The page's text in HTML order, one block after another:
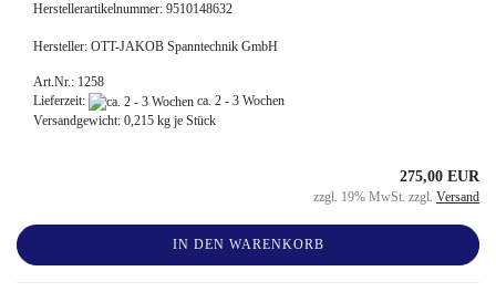
Herstellerartikelnummer: 9510148632
Hersteller: OTT-JAKOB Spanntechnik GmbH
Art.Nr.: 1258
Lieferzeit:
ca. 2 - 3 Wochen
Versandgewicht: 0,215 kg je Stück
275,00 EUR
zzgl. 19% MwSt. zzgl. Versand
IN DEN WARENKORB